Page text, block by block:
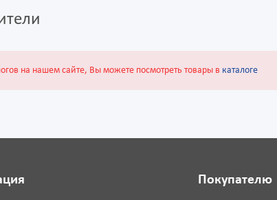
на нашем сайте, Вы можете посмотреть товары в каталоге
Покупателю